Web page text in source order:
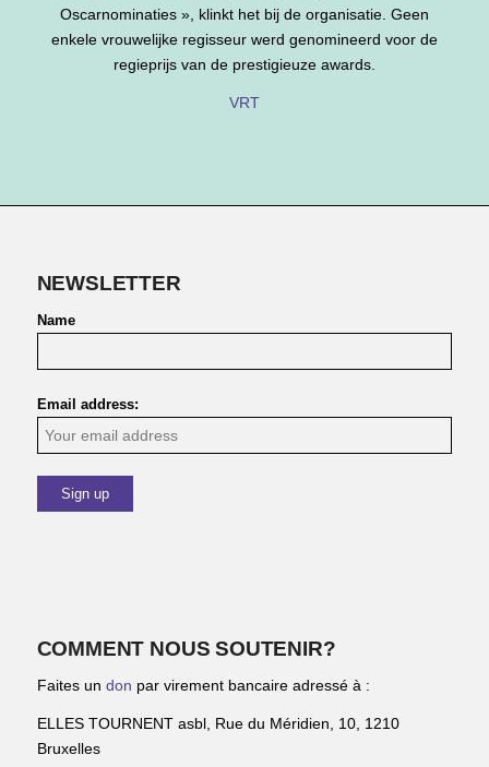
Oscarnominaties », klinkt het bij de organisatie. Geen
enkele vrouwelijke regisseur werd genomineerd voor de
regieprijs van de prestigieuze awards.
VRT
NEWSLETTER
Name
Email address:
COMMENT NOUS SOUTENIR?
Faites un don par virement bancaire adressé à :
ELLES TOURNENT asbl, Rue du Méridien, 10, 1210
Bruxelles